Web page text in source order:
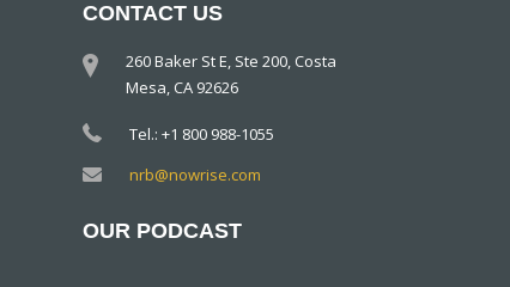
CONTACT US
260 Baker St E, Ste 200, Costa
Mesa, CA 92626
Tel.: +1 800 988-1055
nrb@nowrise.com
OUR PODCAST